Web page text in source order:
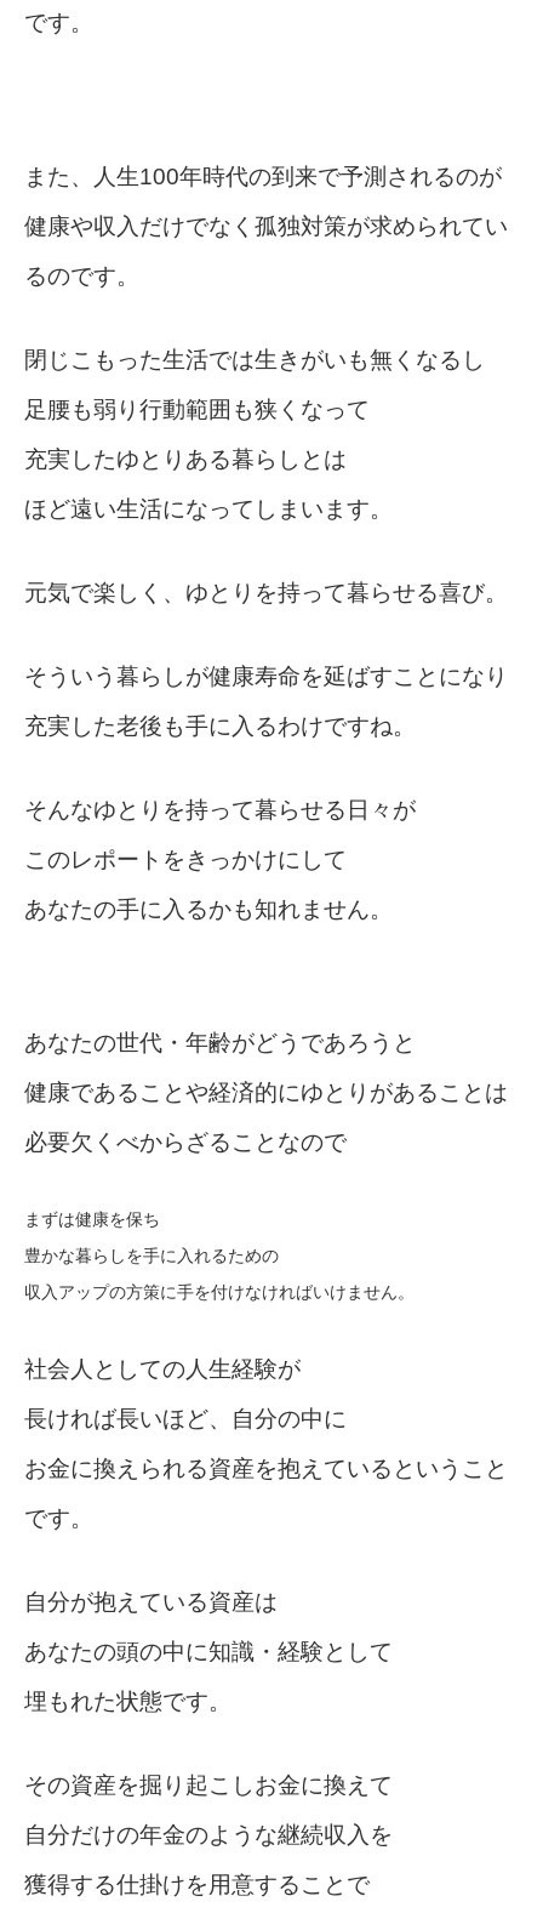
です。
また、人生100年時代の到来で予測されるのが
健康や収入だけでなく孤独対策が求められてい
るのです。
閉じこもった生活では生きがいも無くなるし
足腰も弱り行動範囲も狭くなって
充実したゆとりある暮らしとは
ほど遠い生活になってしまいます。
元気で楽しく、ゆとりを持って暮らせる喜び。
そういう暮らしが健康寿命を延ばすことになり
充実した老後も手に入るわけですね。
そんなゆとりを持って暮らせる日々が
このレポートをきっかけにして
あなたの手に入るかも知れません。
あなたの世代・年齢がどうであろうと
健康であることや経済的にゆとりがあることは
必要欠くべからざることなので
まずは健康を保ち
豊かな暮らしを手に入れるための
収入アップの方策に手を付けなければいけません。
社会人としての人生経験が
長ければ長いほど、自分の中に
お金に換えられる資産を抱えているということ
です。
自分が抱えている資産は
あなたの頭の中に知識・経験として
埋もれた状態です。
その資産を掘り起こしお金に換えて
自分だけの年金のような継続収入を
獲得する仕掛けを用意することで